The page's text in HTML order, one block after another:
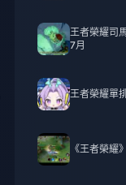
王者榮耀司
7月
王者榮耀單
《王者榮耀